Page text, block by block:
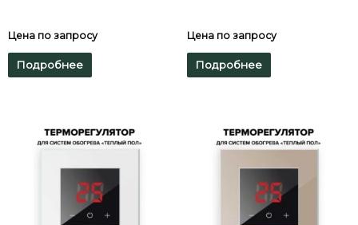
Цена по запросу
Подробнее
Цена по запросу
Подробнее